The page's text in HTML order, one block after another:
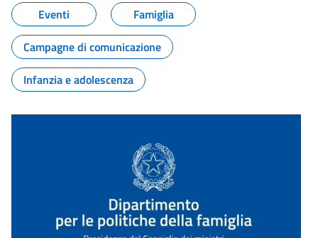
Eventi
Famiglia
Campagne di comunicazione
Infanzia e adolescenza